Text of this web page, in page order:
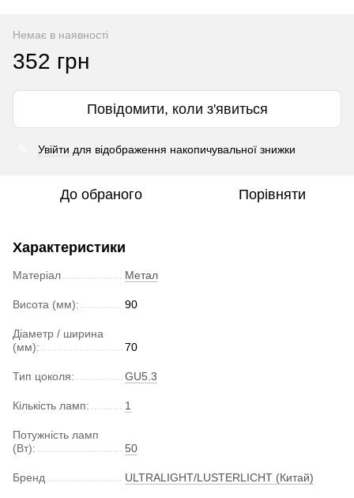
Немає в наявності
352 грн
Повідомити, коли з'явиться
Увійти для відображення накопичувальної знижки
До обраного Порівняти
Характеристики
Матеріал Метал
Висота (мм): 90
Діаметр / ширина
(мм):
70
Тип цоколя: GU5.3
Кількість ламп: 1
Потужність ламп
(Вт):
50
Бренд ULTRALIGHT/LUSTERLICHT (Китай)